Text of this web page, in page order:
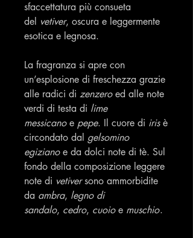
sfaccettatura più consueta
del vetiver, oscura e leggermente
esotica e legnosa.
La fragranza si apre con
un’esplosione di freschezza grazie
alle radici di zenzeroed alle note
verdi di testa di lime
messicanoe pepe. Il cuore di irisè
circondato dal gelsomino
egizianoe da dolci note di tè. Sul
fondo della composizione leggere
note di vetiversono ammorbidite
da ambra, legno di
sandalo, cedro, cuoioe muschio.